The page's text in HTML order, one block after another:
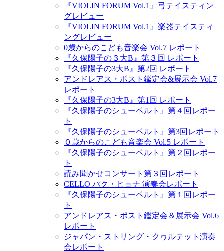
『VIOLIN FORUM Vol.1』弓テイスティン
グレビュー
『VIOLIN FORUM Vol.1』楽器テイスティ
ングレビュー
0歳からのこども音楽会 Vol.7 レポート
『久保陽子の３大B』第３回 レポート
『久保陽子の3大B』第2回 レポート
アンドレアス・ポスト鑑定会&展示会 Vol.7
レポート
『久保陽子の3大B』第1回 レポート
『久保陽子のシューベルト』第４回レポー
ト
『久保陽子のシューベルト』第3回レポート
０歳からのこども音楽会 Vol.5 レポート
『久保陽子のシューベルト』第２回レポー
ト
読み聞かせコンサート第３回レポート
CELLO パク・ヒョナ 演奏会レポート
『久保陽子のシューベルト』第１回レポー
ト
アンドレアス・ポスト鑑定会＆展示会 Vol.6
レポート
ジャパン・ストリング・クヮルテット演奏
会レポート